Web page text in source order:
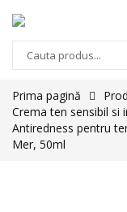
Prima pagină
Crema ten sensibil si
Antiredness pentru
Mer, 50ml